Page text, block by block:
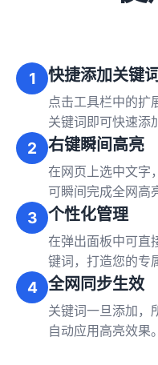
1 快捷添加关键词
点击工具栏中的扩
关键词即可快速添
2 右键瞬间高亮
在网页上选中文字
可瞬间完成全网高
3 个性化管理
在弹出面板中可直
键词，打造您的专
4 全网同步生效
关键词一旦添加，
自动应用高亮效果。